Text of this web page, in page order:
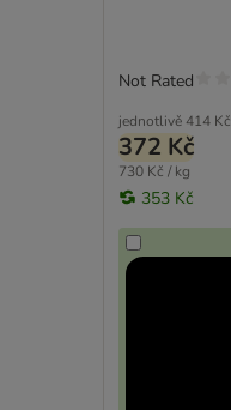
jednotlivě414 Kč
372 Kč
730 Kč / kg
353 Kč
Not Rated